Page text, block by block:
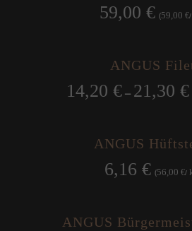
59,00€ (59,00€/
ANGUS
14,20 €– 21,30 €
ANGUS
6,16 € (56,00 €/
ANGUS